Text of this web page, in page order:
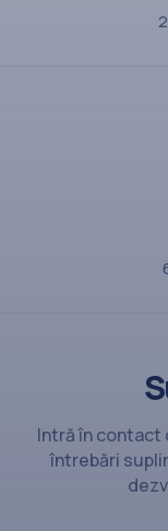
Intră în contact
întrebări